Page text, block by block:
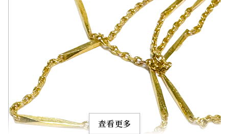
查看更多